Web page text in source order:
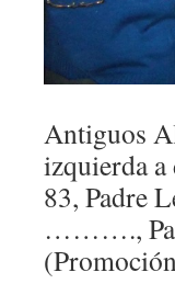
Antiguos
izquierda
83, Padre
……….,